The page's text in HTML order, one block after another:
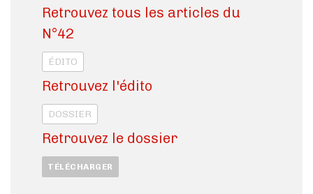
Retrouvez tous les articles du
N°42
ÉDITO
Retrouvez l'édito
DOSSIER
Retrouvez le dossier
TÉLÉCHARGER